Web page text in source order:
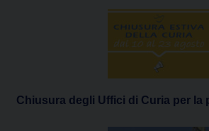
Chiusura degli Uffici di Curia per la